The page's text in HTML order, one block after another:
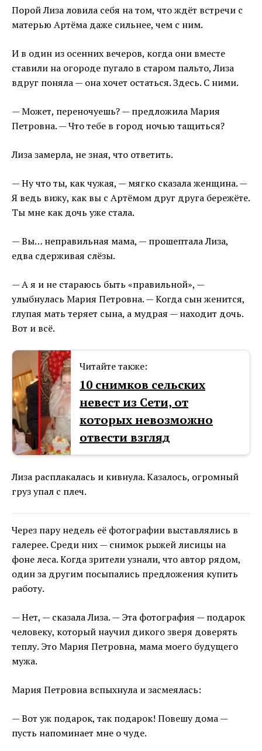
Порой Лиза ловила себя на том, что ждёт встречи с
матерью Артёма даже сильнее, чем с ним.
И в один из осенних вечеров, когда они вместе
ставили на огороде пугало в старом пальто, Лиза
вдруг поняла — она хочет остаться. Здесь. С ними.
— Может, переночуешь? — предложила Мария
Петровна. — Что тебе в город ночью тащиться?
Лиза замерла, не зная, что ответить.
— Ну что ты, как чужая, — мягко сказала женщина. —
Я ведь вижу, как вы с Артёмом друг друга бережёте.
Ты мне как дочь уже стала.
— Вы… неправильная мама, — прошептала Лиза,
едва сдерживая слёзы.
— А я и не стараюсь быть «правильной», —
улыбнулась Мария Петровна. — Когда сын женится,
глупая мать теряет сына, а мудрая — находит дочь.
Вот и всё.
Читайте также:
10 снимков сельских
невест из Сети, от
которых невозможно
отвести взгляд
Лиза расплакалась и кивнула. Казалось, огромный
груз упал с плеч.
Через пару недель её фотографии выставлялись в
галерее. Среди них — снимок рыжей лисицы на
фоне леса. Когда зрители узнали, что автор рядом,
один за другим посыпались предложения купить
работу.
— Нет, — сказала Лиза. — Эта фотография — подарок
человеку, который научил дикого зверя доверять
теплу. Это Мария Петровна, мама моего будущего
мужа.
Мария Петровна вспыхнула и засмеялась:
— Вот уж подарок, так подарок! Повешу дома —
пусть напоминает мне о чуде.